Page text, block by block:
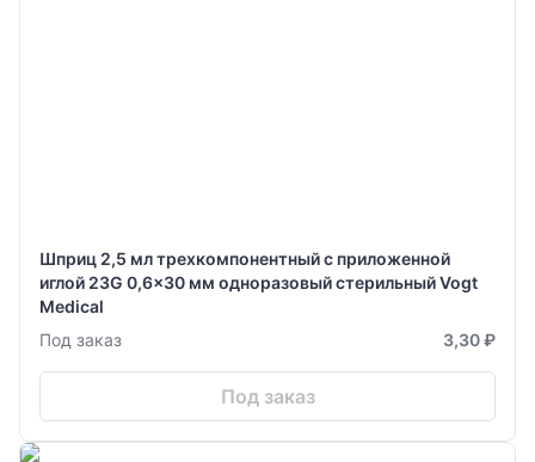
Шприц 2,5 мл трехкомпонентный с приложенной
иглой 23G 0,6x30 мм одноразовый стерильный Vogt
Medical
Под заказ
3,30 ₽
Под заказ